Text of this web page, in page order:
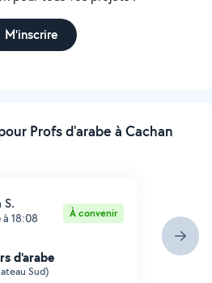
M'inscrire
Profs d'arabe à Cachan
S.
18:08 À convenir
d'arabe
Sud)